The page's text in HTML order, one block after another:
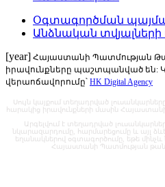
Օգտագործման
Անձնական տվյալների
[year] Հայաստանի Պատմության
իրավունքները պաշտպանված են:
վերաոճավորումը՝ HK Digital Agency
Սույն կայքում տեղադրված
հարակից իրավունքների մասին
Արգելվում է տեղադրված
նկարազարդումը, հարմարեցումը և այլ
եղանակներով օգտագործումը, եթե մինչև
Հայաստանի Պատմության